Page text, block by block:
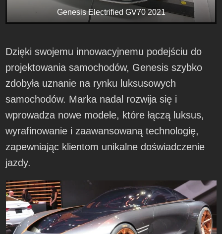
Genesis Electrified GV70 2021
Dzięki swojemu innowacyjnemu podejściu do
projektowania samochodów, Genesis szybko
zdobyła uznanie na rynku luksusowych
samochodów. Marka nadal rozwija się i
wprowadza nowe modele, które łączą luksus,
wyrafinowanie i zaawansowaną technologię,
zapewniając klientom unikalne doświadczenie
jazdy.